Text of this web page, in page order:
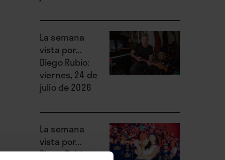
La semana
vista por...
Diego Rubio:
viernes, 24 de
julio de 2026
La semana
vista por...
Diego Rubio: